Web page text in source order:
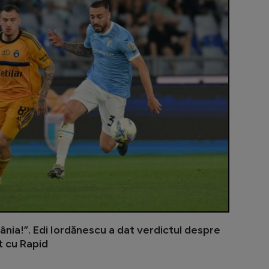
Edi Iordănescu a dat verdictul despre
Rapid